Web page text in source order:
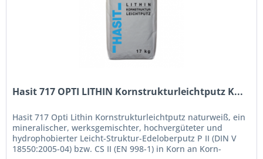
Hasit 717 OPTI LITHIN Kornstrukturleichtputz K...
Hasit 717 Opti Lithin Kornstrukturleichtputz naturweiß, ein
mineralischer, werksgemischter, hochvergüteter und
hydrophobierter Leicht-Struktur-Edeloberputz P II (DIN V
18550:2005-04) bzw. CS II (EN 998-1) in Korn an Korn-